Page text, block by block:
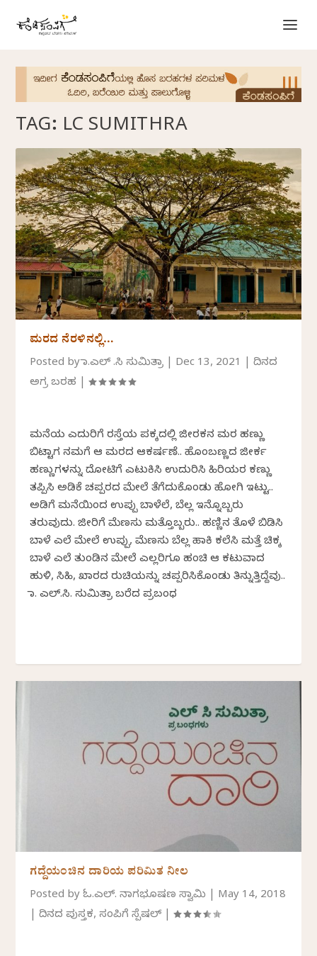
TAG: LC SUMITHRA
ಮರದ ನೆರಳಿನಲ್ಲಿ…
Posted byಡಾ.ಎಲ್ .ಸಿ ಸುಮಿತ್ರಾ Dec 13, 2021 |ದಿನದ
ಅಗ್ರ ಬರಹ |
ಮನೆಯ ಎದುರಿಗೆ ರಸ್ತೆಯ ಪಕ್ಕದಲ್ಲಿ ಜೀರಕನ ಮರ ಹಣ್ಣು
ಬಿಟ್ಟಾಗ ನಮಗೆ ಆ ಮರದ ಆಕರ್ಷಣೆ.. ಹೊಂಬಣ್ಣದ ಜೀರ್ಕ
ಹಣ್ಣುಗಳನ್ನು ದೋಟಿಗೆ ಎಟುಕಿಸಿ ಉದುರಿಸಿ ಹಿರಿಯರ ಕಣ್ಣು
ತಪ್ಪಿಸಿ ಅಡಿಕೆ ಚಪ್ಪರದ ಮೇಲೆ ತೆಗೆದುಕೊಂಡು ಹೋಗಿ ಇಟ್ಟು..
ಅಡಿಗೆ ಮನೆಯಿಂದ ಉಪ್ಪು ಬಾಳೆಲೆ, ಬೆಲ್ಲ ಇನ್ನೊಬ್ಬರು
ತರುವುದು. ಜೀರಿಗೆ ಮೆಣಸು ಮತ್ತೊಬ್ಬರು.. ಹಣ್ಣಿನ ತೊಳೆ ಬಿಡಿಸಿ
ಬಾಳೆ ಎಲೆ ಮೇಲೆ ಉಪ್ಪು, ಮೆಣಸು ಬೆಲ್ಲ ಹಾಕಿ ಕಲೆಸಿ ಮತ್ತೆ ಚಿಕ್ಕ
ಬಾಳೆ ಎಲೆ ತುಂಡಿನ ಮೇಲೆ ಎಲ್ಲರಿಗೂ ಹಂಚಿ ಆ ಕಟುವಾದ
ಹುಳಿ, ಸಿಹಿ, ಖಾರದ ರುಚಿಯನ್ನು ಚಪ್ಪರಿಸಿಕೊಂಡು ತಿನ್ನುತ್ತಿದ್ದೆವು..
ಡಾ. ಎಲ್.ಸಿ. ಸುಮಿತ್ರಾ ಬರೆದ ಪ್ರಬಂಧ
ಗದ್ದೆಯಂಚಿನ ದಾರಿಯ ಪರಿಮಿತ ನೀಲ
Posted byಓ.ಎಲ್. ನಾಗಭೂಷಣ ಸ್ವಾಮಿ
May 14, 2018
|ದಿನದ ಪುಸ್ತಕ,ಸಂಪಿಗೆ ಸ್ಪೆಷಲ್ |